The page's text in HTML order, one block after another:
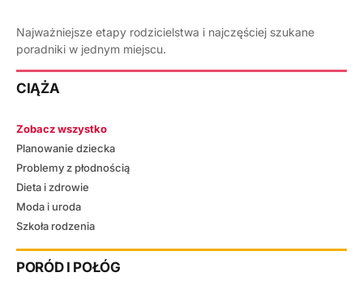
Najważniejsze etapy rodzicielstwa i najczęściej szukane
poradniki w jednym miejscu.
CIĄŻA
Zobacz wszystko
Planowanie dziecka
Problemy z płodnością
Dieta i zdrowie
Moda i uroda
Szkoła rodzenia
PORÓD I POŁÓG